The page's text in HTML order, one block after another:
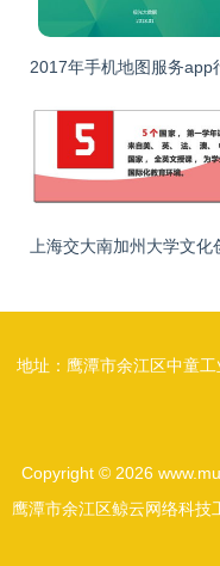
地址：鹰潭市余江区中童
Copyright © 2026
鹰潭市余江区鲸云网络科技